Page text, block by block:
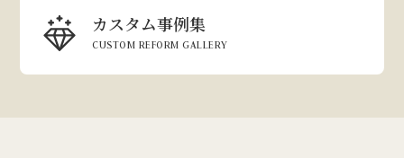
カスタム事例集
CUSTOM REFORM GALLERY